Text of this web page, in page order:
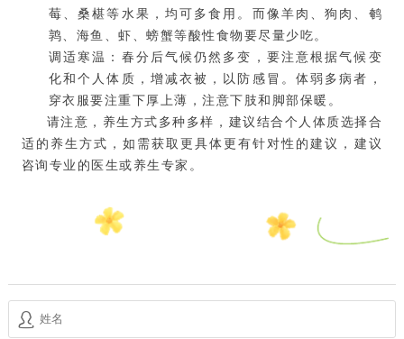
莓、桑椹等水果，均可多食用。而像羊肉、狗肉、鹌
鹑、海鱼、虾、螃蟹等酸性食物要尽量少吃。
调适寒温：春分后气候仍然多变，要注意根据气候变
化和个人体质，增减衣被，以防感冒。体弱多病者，
穿衣服要注重下厚上薄，注意下肢和脚部保暖。
请注意，养生方式多种多样，建议结合个人体质选择合
适的养生方式，如需获取更具体更有针对性的建议，建议
咨询专业的医生或养生专家。